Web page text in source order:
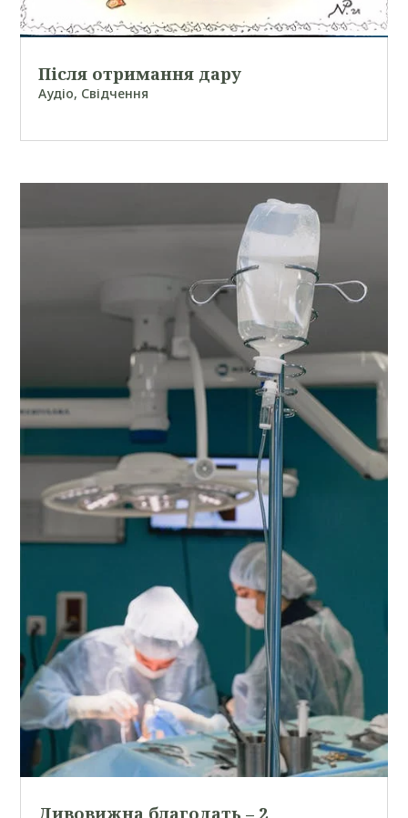
Після отримання дару
Аудіо, Свідчення